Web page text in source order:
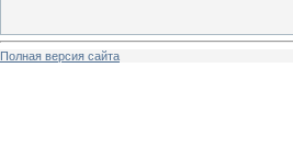
Полная версия сайта